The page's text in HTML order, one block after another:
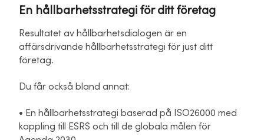
En hållbarhetsstrategi för ditt företag
Resultatet av hållbarhetsdialogen är en
affärsdrivande hållbarhetsstrategi för just ditt
företag.
Du får också bland annat:
• En hållbarhetsstrategi baserad på ISO26000 med
koppling till ESRS och till de globala målen för